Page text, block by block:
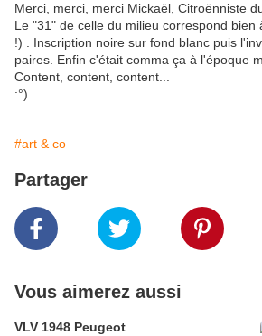
Merci, merci, merci Mickaël, Citroënniste
Le "31" de celle du milieu correspond bien
!) . Inscription noire sur fond blanc puis
paires. Enfin c'était comma ça à l'époque
Content, content, content...
:°)
#art & co
Partager
Vous aimerez aussi
VLV 1948 Peugeot